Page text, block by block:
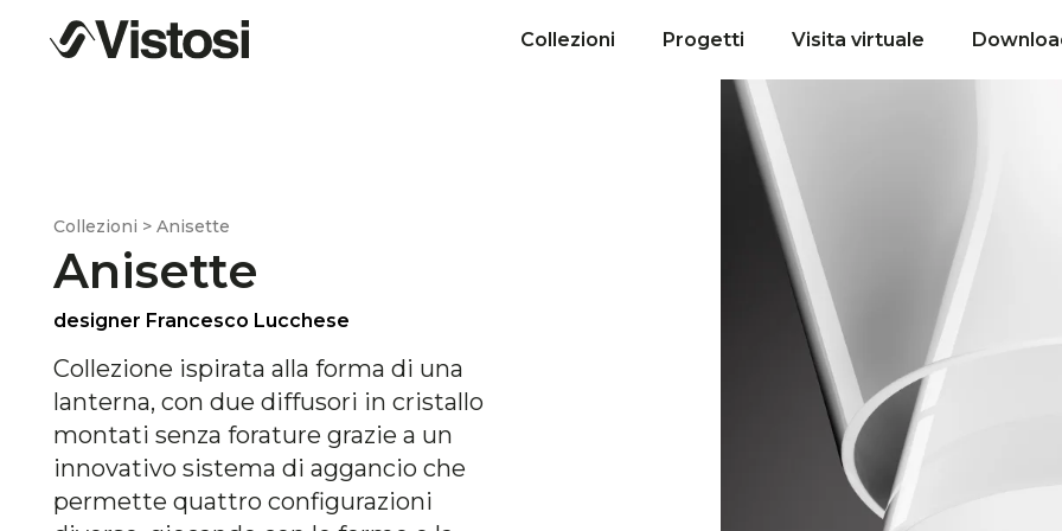
Collezioni Progetti Visita virtuale
Collezioni > Anisette
Anisette
designer Francesco Lucchese
Collezione ispirata alla forma di una
lanterna, con due diffusori in cristallo
montati senza forature grazie a un
innovativo sistema di aggancio che
permette quattro configurazioni